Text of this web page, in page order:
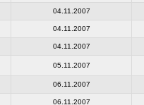
04.11.2007
04.11.2007
04.11.2007
05.11.2007
06.11.2007
06.11.2007